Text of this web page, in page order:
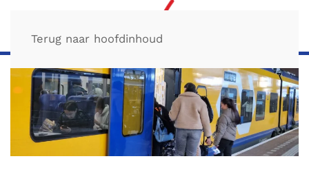
Terug naar hoofdinhoud